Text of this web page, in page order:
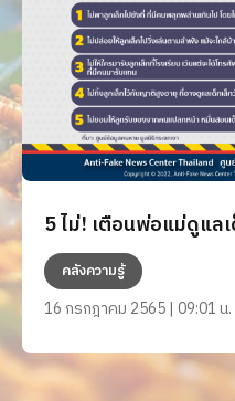
5 ไม่! เตือนพ่อแม่ดูแ
คลังความรู้
16 กรกฎาคม 2565 | 09:01 น.